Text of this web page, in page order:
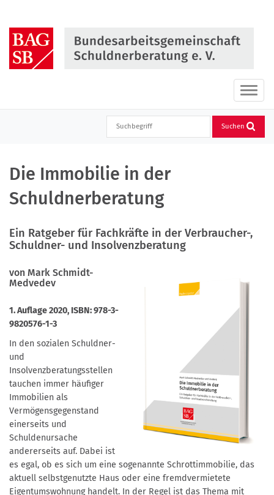
Inhalt
springen
ein-
oder
Suchen
Die Immobilie in der
Schuldnerberatung
Ein Ratgeber für Fachkräfte in der Verbraucher-,
Schuldner- und Insolvenzberatung
von Mark Schmidt-
Medvedev
1. Auflage 2020, ISBN: 978-3-
9820576-1-3
In den sozialen Schuldner-
und
Insolvenzberatungsstellen
tauchen immer häufiger
Immobilien als
Vermögensgegenstand
einerseits und
Schuldenursache
andererseits auf. Dabei ist
es egal, ob es sich um eine sogenannte Schrottimmobilie, das
aktuell selbstgenutzte Haus oder eine fremdvermietete
Eigentumswohnung handelt. In der Regel ist das Thema mit